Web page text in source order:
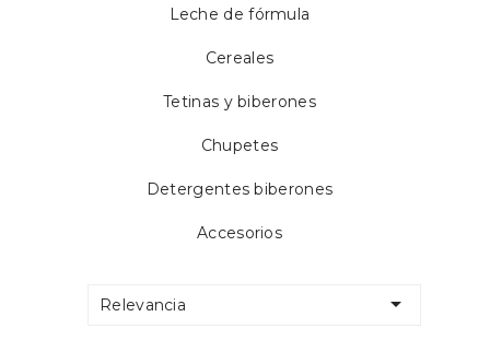
Leche de fórmula
Cereales
Tetinas y biberones
Chupetes
Detergentes biberones
Accesorios
Relevancia 